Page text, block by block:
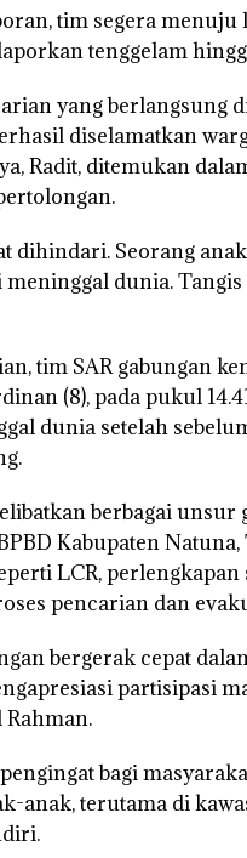
tim segera
tenggelam
yang berlangsung
diselamatkan
Radit, ditemukan
dihindari. Seorang
dunia.
tim SAR gabungan
(8), pada pukul
dunia setelah
berbagai unsur
Kabupaten
LCR,
pencarian dan
bergerak cepat
partisipasi
Rahman.
bagi
anak, terutama di